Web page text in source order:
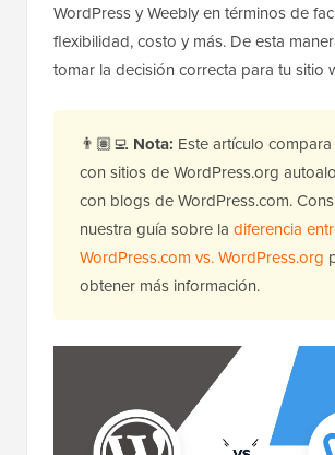
WordPress y Weebly en términos de
flexibilidad, costo y más. De esta
tomar la decisión correcta para tu sitio
👨🏽‍💻 Nota: Este artículo
con sitios de WordPress.org
con blogs de WordPress.com.
nuestra guía sobre la diferencia
WordPress.com vs. WordPress.org
obtener más información.